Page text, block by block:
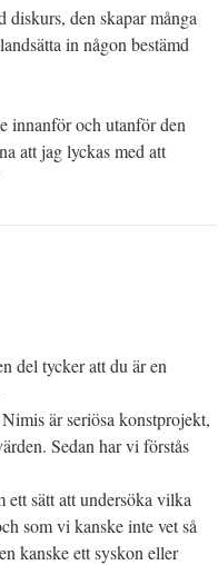
diskurs, den skapar många
in någon bestämd
innanför och utanför den
att jag lyckas med att
del tycker att du är en
är seriösa konstprojekt,
Sedan har vi förstås
ett sätt att undersöka vilka
som vi kanske inte vet så
kanske ett syskon eller